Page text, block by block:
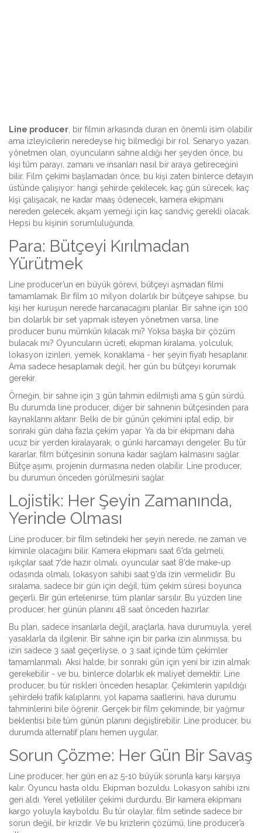
Line producer , bir filmin arkasında duran en önemli isim olabilir
ama izleyicilerin neredeyse hiç bilmediği bir rol. Senaryo yazan,
yönetmen olan, oyuncuların sahne aldığı her şeyden önce, bu
kişi tüm parayı, zamanı ve insanları nasıl bir araya getireceğini
bilir. Film çekimi başlamadan önce, bu kişi zaten binlerce detayın
üstünde çalışıyor: hangi şehirde çekilecek, kaç gün sürecek, kaç
kişi çalışacak, ne kadar maaş ödenecek, kamera ekipmanı
nereden gelecek, akşam yemeği için kaç sandviç gerekli olacak.
Hepsi bu kişinin sorumluluğunda.
Para: Bütçeyi Kırılmadan
Yürütmek
Line producer’un en büyük görevi, bütçeyi aşmadan filmi
tamamlamak. Bir film 10 milyon dolarlık bir bütçeye sahipse, bu
kişi her kuruşun nerede harcanacağını planlar. Bir sahne için 100
bin dolarlık bir set yapmak isteyen yönetmen varsa, line
producer bunu mümkün kılacak mı? Yoksa başka bir çözüm
bulacak mı? Oyuncuların ücreti, ekipman kiralama, yolculuk,
lokasyon izinleri, yemek, konaklama - her şeyin fiyatı hesaplanır.
Ama sadece hesaplamak değil, her gün bu bütçeyi korumak
gerekir.
Örneğin, bir sahne için 3 gün tahmin edilmişti ama 5 gün sürdü.
Bu durumda line producer, diğer bir sahnenin bütçesinden para
kaynaklarını aktarır. Belki de bir günün çekimini iptal edip, bir
sonraki gün daha fazla çekim yapar. Ya da bir ekipmanı daha
ucuz bir yerden kiralayarak, o günki harcamayı dengeler. Bu tür
kararlar, film bütçesinin sonuna kadar sağlam kalmasını sağlar.
Bütçe aşımı, projenin durmasına neden olabilir. Line producer,
bu durumun önceden görülmesini sağlar.
Lojistik: Her Şeyin Zamanında,
Yerinde Olması
Line producer, bir film setindeki her şeyin nerede, ne zaman ve
kiminle olacağını bilir. Kamera ekipmanı saat 6’da gelmeli,
ışıkçılar saat 7’de hazır olmalı, oyuncular saat 8’de make-up
odasında olmalı, lokasyon sahibi saat 9’da izin vermelidir. Bu
sıralama, sadece bir gün için değil, tüm çekim süresi boyunca
geçerli. Bir gün ertelenirse, tüm planlar sarsılır. Bu yüzden line
producer, her günün planını 48 saat önceden hazırlar.
Bu plan, sadece insanlarla değil, araçlarla, hava durumuyla, yerel
yasaklarla da ilgilenir. Bir sahne için bir parka izin alınmışsa, bu
izin sadece 3 saat geçerliyse, o 3 saat içinde tüm çekimler
tamamlanmalı. Aksi halde, bir sonraki gün için yeni bir izin almak
gerekebilir - ve bu, binlerce dolarlık ek maliyet demektir. Line
producer, bu tür riskleri önceden hesaplar. Çekimlerin yapıldığı
şehirdeki trafik kalıplarını, yol kapama saatlerini, hava durumu
tahminlerini bile öğrenir. Gerçek bir film çekiminde, bir yağmur
beklentisi bile tüm günün planını değiştirebilir. Line producer, bu
durumda alternatif planı hemen uygular.
Sorun Çözme: Her Gün Bir Savaş
Line producer, her gün en az 5-10 büyük sorunla karşı karşıya
kalır. Oyuncu hasta oldu. Ekipman bozuldu. Lokasyon sahibi izni
geri aldı. Yerel yetkililer çekimi durdurdu. Bir kamera ekipmanı
kargo yoluyla kayboldu. Bu tür olaylar, film setinde sadece bir
sorun değil, bir krizdir. Ve bu krizlerin çözümü, line producer’a